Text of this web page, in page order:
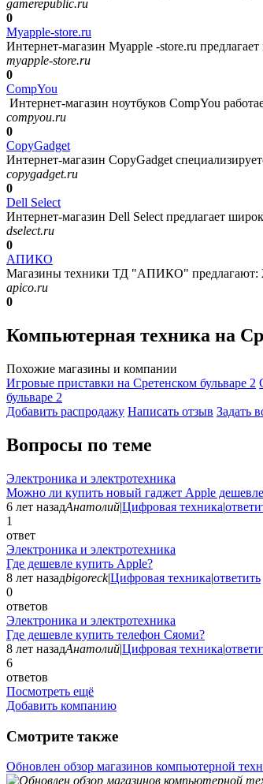
gamerepublic.ru
0
Myapple-store.ru
Интернет-магазин Myapple -store.ru
myapple-store.ru
0
CompYou
Интернет-магазин ноутбуков CompYou
compyou.ru
0
CopyGadget
Интернет-магазин CopyGadget
copygadget.ru
0
Dell Select
Интернет-магазин Dell Select предлагает
dselect.ru
0
АПИКО
Магазины техники ТД "АПИКО" предлагают:
apico.ru
0
Компьютерная техника на
Похожие магазины и компании
Игровые приставки на Сретенском бульваре 2
бульваре 2
Добавить раcпродажу Написать отзыв Задать
Вопросы по теме
Электроника и электротехника
Можно ли купить новый гаджет Apple дешевле
6 лет назадАнатолий|Цифровая техника|
1
ответ
Электроника и электротехника
Где дешевле купить Apple?
8 лет назадbigoreck|Цифровая техника|ответить
0
ответов
Электроника и электротехника
Где дешевле купить телефон Сяоми?
8 лет назадАнатолий|Цифровая техника|
6
ответов
Посмотреть ещё
Добавить компанию
Смотрите также
Обновлен обзор магазинов компьютерной